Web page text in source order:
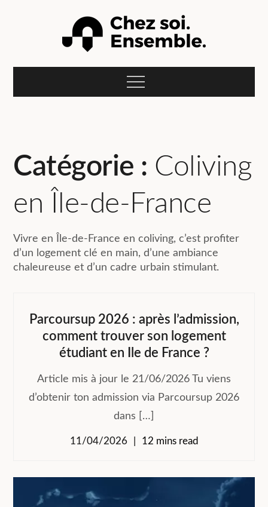
Le blog Compose :
Chez soi.
actifs et étudiants en recherche d'un studio meublé à
louer pour leurs études, alternance, stage ou mission
Menu
Catégorie : Coliving
en Île-de-France
Vivre en Île-de-France en coliving, c’est profiter
d’un logement clé en main, d’une ambiance
chaleureuse et d’un cadre urbain stimulant.
Parcoursup 2026 : après l’admission,
comment trouver son logement
étudiant en Ile de France ?
Article mis à jour le 21/06/2026 Tu viens
d’obtenir ton admission via Parcoursup 2026
dans […]
11/04/2026 12 mins read